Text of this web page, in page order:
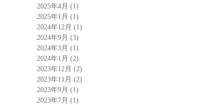
2025年4月 (1)
2025年1月 (1)
2024年12月 (1)
2024年9月 (3)
2024年3月 (1)
2024年1月 (2)
2023年12月 (2)
2023年11月 (2)
2023年9月 (1)
2023年7月 (1)